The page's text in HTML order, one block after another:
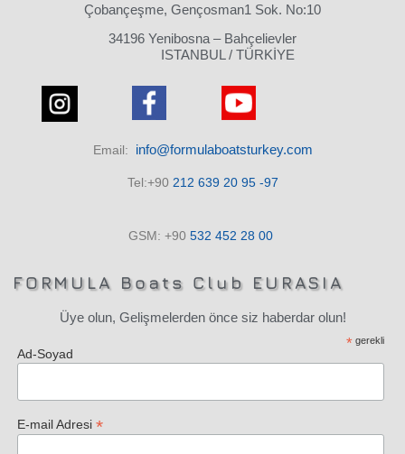
Çobançeşme, Gençosman1 Sok. No:10
34196 Yenibosna – Bahçelievler
ISTANBUL / TÜRKİYE
Email: info@formulaboatsturkey.com
Tel:+90 212 639 20 95 -97
GSM: +90 532 452 28 00
FORMULA Boats Club EURASIA
Üye olun, Gelişmelerden önce siz haberdar olun!
* gerekli
Ad-Soyad
E-mail Adresi*